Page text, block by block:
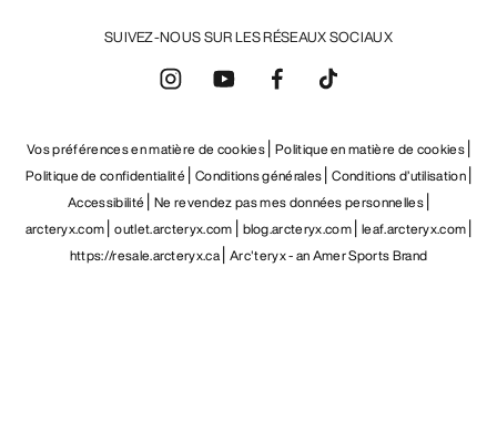
SUIVEZ-NOUS SUR LES RÉSEAUX SOCIAUX
Vos préférences en matière de cookies Politique en matière de cookies
Politique de confidentialité Conditions générales Conditions d’utilisation
Accessibilité Ne revendez pas mes données personnelles
arcteryx.com outlet.arcteryx.com blog.arcteryx.com leaf.arcteryx.com
https://resale.arcteryx.ca Arc'teryx - an Amer Sports Brand